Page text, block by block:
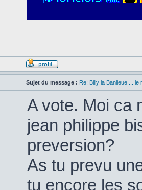
Sujet du message : Re: Billy la Banlieue ... le
A vote. Moi ca
jean philippe
preversion?
As tu prevu
tu encore les